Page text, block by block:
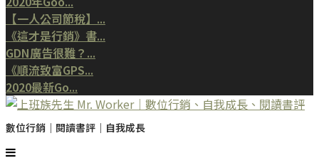
【一人公司節稅】...
《這才是行銷》書...
GDN廣告很難？...
《順流致富GPS...
2020最新Go...
數位行銷｜閱讀書評｜自我成長